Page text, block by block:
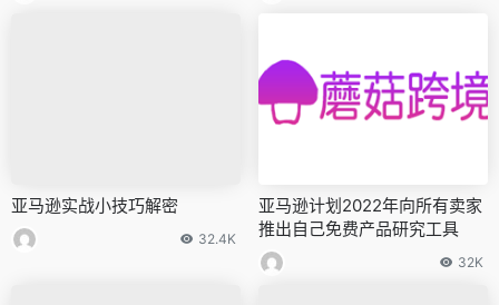
亚马逊实战小技巧解密
32.4K
亚马逊计划2022年向所有卖家
推出自己免费产品研究工具
32K